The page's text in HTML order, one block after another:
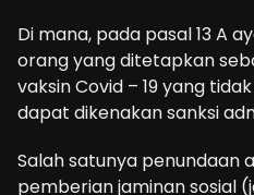
Di mana, pada pasal 13 A
orang yang ditetapkan
vaksin Covid – 19 yang
dapat dikenakan sanksi
Salah satunya penundaan
pemberian jaminan sosial